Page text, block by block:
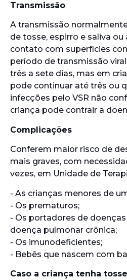
Transmissão
A transmissão
de tosse, espirro e saliva
contato com superfícies
período de transmissão
três a sete dias, mas em
pode continuar até três ou
infecções pelo VSR não
criança pode contrair a
Complicações
Conferem maior risco de
mais graves, com
vezes, em Unidade de
- As crianças menores de
- Os prematuros;
- Os portadores de
doença pulmonar crônica;
- Os imunodeficientes;
- Bebês que nascem com
Caso a criança tenha